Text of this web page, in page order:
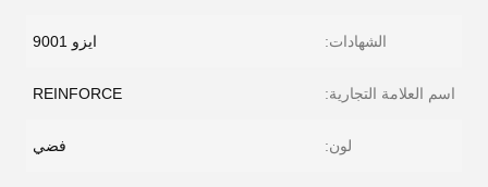
الشهادات: ايزو 9001
اسم العلامة التجارية: REINFORCE
لون: فضي